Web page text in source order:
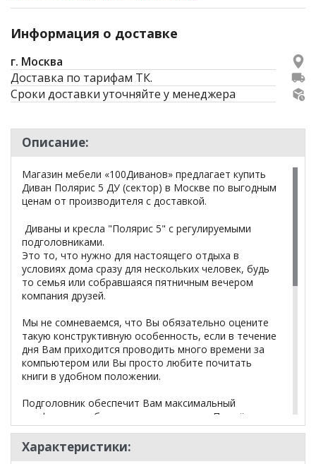
Информация о доставке
г. Москва
Доставка по тарифам ТК.
Сроки доставки уточняйте у менеджера
Описание:
Магазин мебели «100Диванов» предлагает купить
Диван Полярис 5 ДУ (сектор) в Москве по выгодным
ценам от производителя с доставкой.
Диваны и кресла "Полярис 5" с регулируемыми
подголовниками.
Это то, что нужно для настоящего отдыха в
условиях дома сразу для нескольких человек, будь
то семья или собравшаяся пятничным вечером
компания друзей.
Мы не сомневаемся, что Вы обязательно оцените
такую конструктивную особенность, если в течение
дня Вам приходится проводить много времени за
компьютером или Вы просто любите почитать
книги в удобном положении.
Подголовник обеспечит Вам максимальный
комфорт и удобство во время отдыха. Подъёмное
изголовье может быть зафиксировано в различных
положениях, подстраиваясь под анатомию Вашего
тела.
Характеристики: